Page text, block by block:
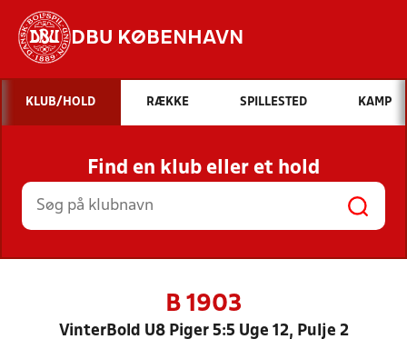
DBU KØBENHAVN
Hvad vil du søge efter?
INDHOLD OG NYHEDER
STILLINGER, RESULTATER, KLUBBER OG
HOLD
KLUB/HOLD RÆKKE SPILLESTED KAMP
Find en klub eller et hold
B 1903
VinterBold U8 Piger 5:5 Uge 12, Pulje 2